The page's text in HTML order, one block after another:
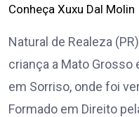
Conheça Xuxu Dal Molin
Natural de Realeza
criança a Mato
em Sorriso, onde foi
Formado em Direito